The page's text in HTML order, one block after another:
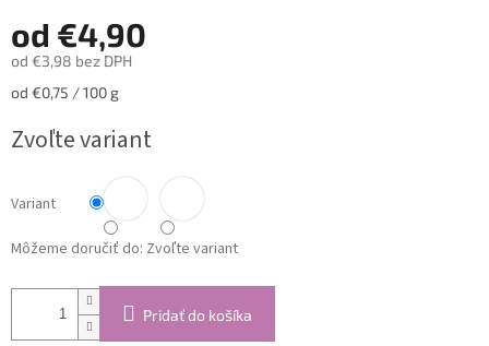
od €4,90
od €3,98 bez DPH
Jednotková
od €0,75 / 100 g
Zvoľte variant
Variant
Môžeme doručiť do: Zvoľte variant
Pridať do košíka